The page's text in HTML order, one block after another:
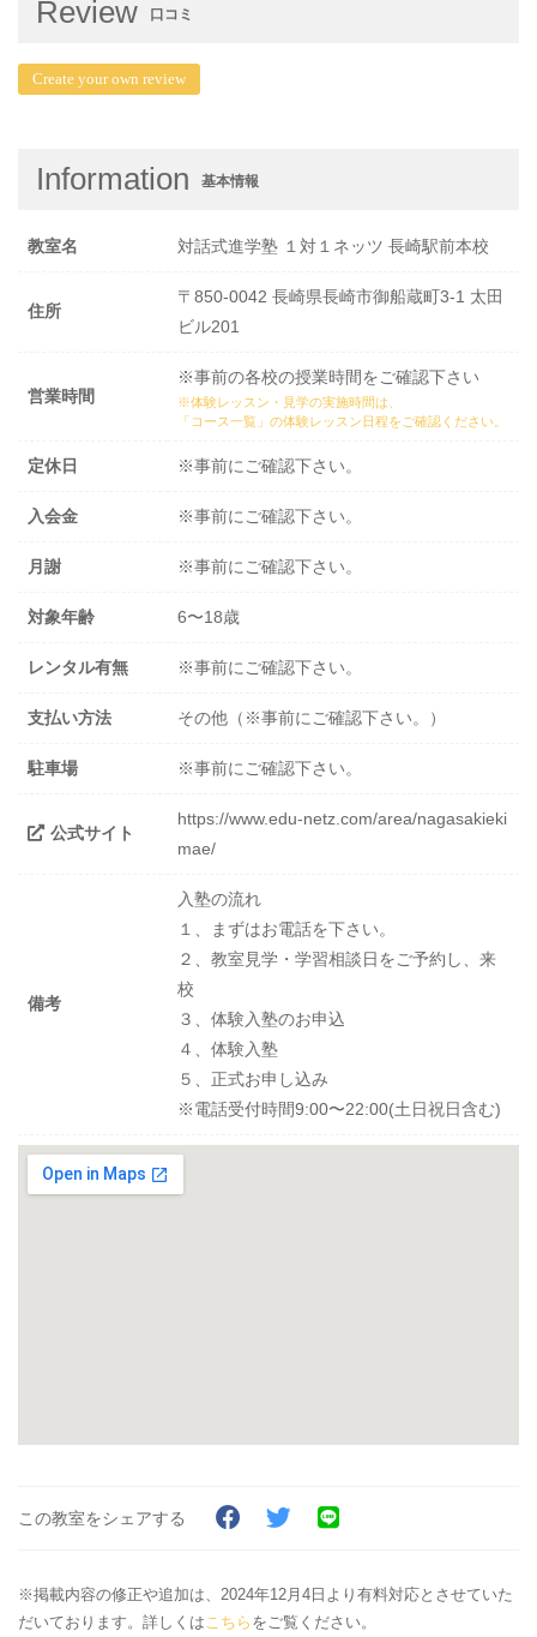
Review 口コミ
Create your own review
Information 基本情報
教室名 対話式進学塾 １対１ネッツ 長崎駅前本校
住所
〒850-0042 長崎県長崎市御船蔵町3-1 太田
ビル201
営業時間
※事前の各校の授業時間をご確認下さい
※体験レッスン・見学の実施時間は、
「コース一覧」の体験レッスン日程をご確認ください。
定休日 ※事前にご確認下さい。
入会金 ※事前にご確認下さい。
月謝 ※事前にご確認下さい。
対象年齢 6〜18歳
レンタル有無 ※事前にご確認下さい。
支払い方法 その他（※事前にご確認下さい。）
駐車場 ※事前にご確認下さい。
公式サイト
https://www.edu-netz.com/area/nagasakieki
mae/
備考
入塾の流れ
１、まずはお電話を下さい。
２、教室見学・学習相談日をご予約し、来
校
３、体験入塾のお申込
４、体験入塾
５、正式お申し込み
※電話受付時間9:00〜22:00(土日祝日含む)
この教室をシェアする
※掲載内容の修正や追加は、2024年12月4日より有料対応とさせていた
だいております。詳しくはこちら をご覧ください。